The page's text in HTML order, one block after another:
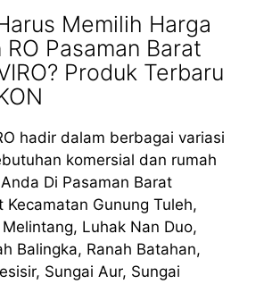
Memilih Harga
Pasaman Barat
Produk Terbaru
hadir dalam berbagai variasi
komersial dan rumah
Di Pasaman Barat
Kecamatan Gunung Tuleh,
Luhak Nan Duo,
Balingka, Ranah Batahan,
Sungai Aur, Sungai